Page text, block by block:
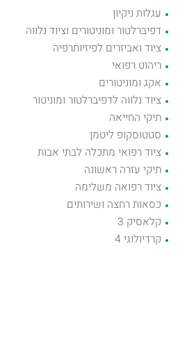
עגלות ניקיון
דפיברלטור ומוניטורים וציוד נלווה
ציוד ואביזרים לפיזיותרפיה
ריהוט רפואי
אקג ומוניטורים
ציוד נלווה לדפיברלטור ומוניטור
תיקי החייאה
סטטוסקופ ליטמן
ציוד רפואי מתכלה לבתי אבות
תיקי עזרה ראשונה
ציוד רפואה משלימה
כסאות רחצה ושירותים
קלאסיק 3
קרדיולוגי 4